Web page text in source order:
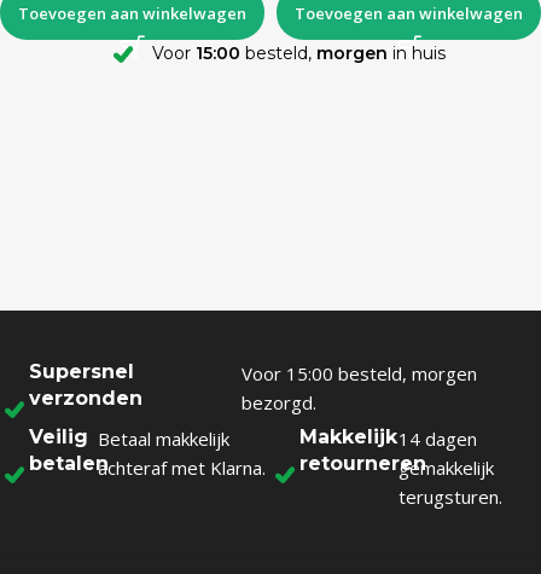
Toevoegen aan winkelwagen
Toevoegen aan winkelwagen
Voor 15:00 besteld, morgen in huis
Supersnel
verzonden
Voor 15:00 besteld, morgen
bezorgd.
Veilig
betalen
Betaal makkelijk
achteraf met Klarna.
Makkelijk
retourneren
14 dagen
gemakkelijk
terugsturen.